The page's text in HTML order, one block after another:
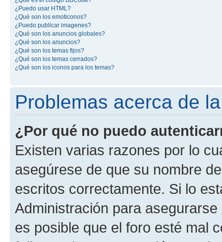
¿Puedo usar HTML?
¿Qué son los emoticonos?
¿Puedo publicar imagenes?
¿Qué son los anuncios globales?
¿Qué son los anuncios?
¿Qué son los temas fijos?
¿Qué son los temas cerrados?
¿Qué son los iconos para los temas?
Problemas acerca de
¿Por qué no puedo
Existen varias razones por lo
asegúrese de que su nombre
escritos correctamente. Si lo
Administración para
es posible que el foro esté mal